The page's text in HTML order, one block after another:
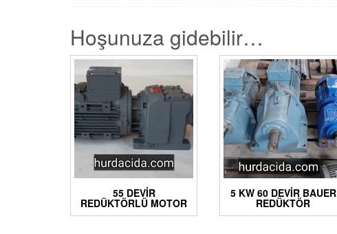
Hoşunuza gidebilir…
55 DEVIR
REDÜKTÖRLÜ MOTOR
5 KW 60 DEVIR BAUER
REDÜKTÖR